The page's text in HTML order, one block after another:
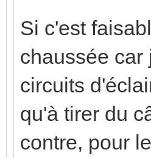
Si c'est
chaussée car
circuits
qu'à tirer du
contre, pour